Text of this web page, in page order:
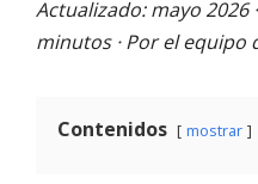
Actualizado: mayo 2026
minutos · Por el equipo
Contenidos mostrar